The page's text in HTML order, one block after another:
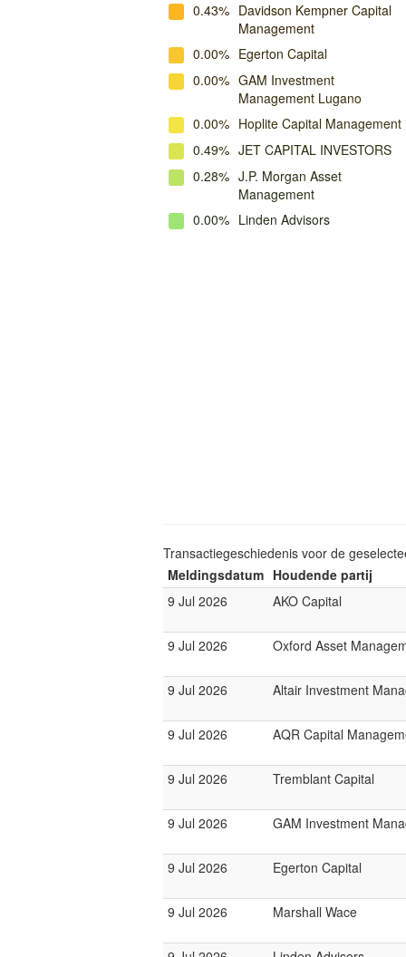
0.43% Davidson Kempner Capital
Management
0.00% Egerton Capital
0.00% GAM Investment
Management Lugano
0.00% Hoplite Capital Management
0.49% JET CAPITAL INVESTORS
0.28% J.P. Morgan Asset
Management
0.00% Linden Advisors
Transactiegeschiedenis voor de
Meldingsdatum Houdende partij
9 Jul 2026
AKO Capital
9 Jul 2026 Oxford Asset
9 Jul 2026 Altair Investment
9 Jul 2026 AQR Capital
9 Jul 2026 Tremblant Capital
9 Jul 2026 GAM Investment
9 Jul 2026 Egerton Capital
9 Jul 2026 Marshall Wace